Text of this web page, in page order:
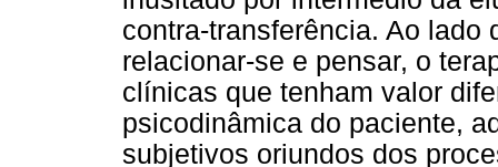
contra-transferência. Ao lado
relacionar-se e pensar, o
clínicas que tenham valor
psicodinâmica do paciente,
subjetivos oriundos dos